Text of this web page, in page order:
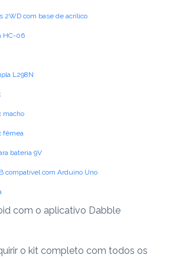
2WD com base de acrílico
HC-06
L298N
macho
fêmea
bateria 9V
compatível com Arduino Uno
com o aplicativo Dabble
o kit completo com todos os